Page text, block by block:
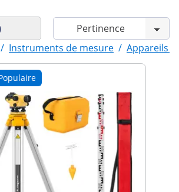
/ Instruments de mesure / Appareils